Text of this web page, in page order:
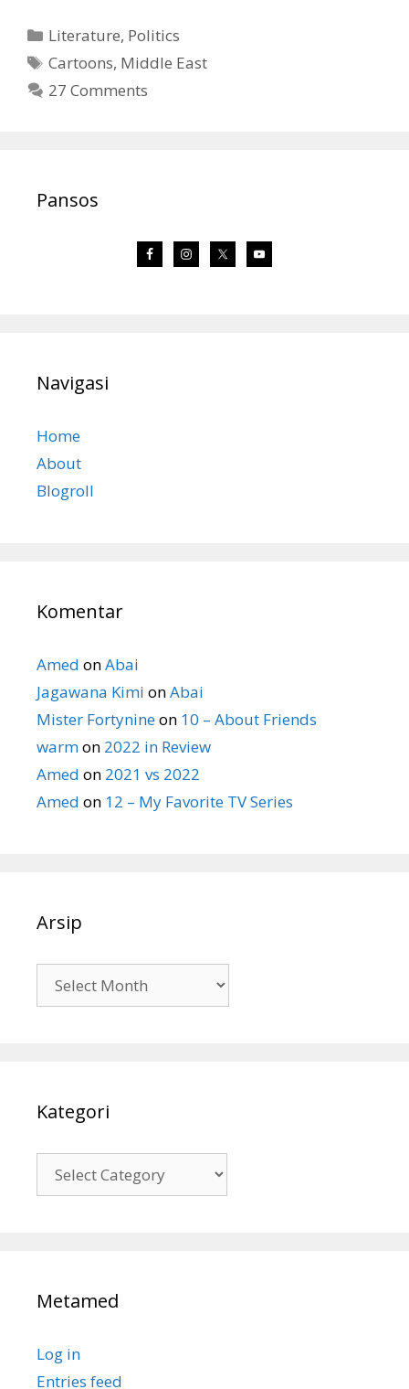
Categories
Literature, Politics
Tags
Cartoons, Middle East
27 Comments
Pansos
Navigasi
Home
About
Blogroll
Komentar
Amed onAbai
Jagawana Kimi onAbai
Mister Fortynineon 10 – About Friends
warmon 2022 in Review
Amed on 2021 vs 2022
Amed on 12 – My Favorite TV Series
Arsip
Kategori
Metamed
Log in
Entries feed